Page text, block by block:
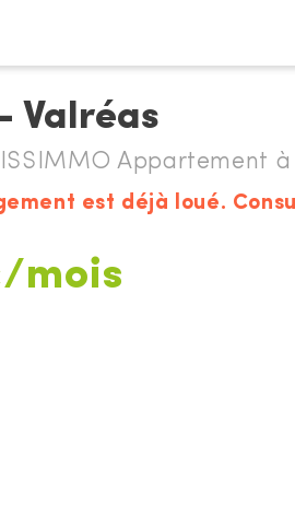
Valréas
Appartement
est déjà loué.
mois